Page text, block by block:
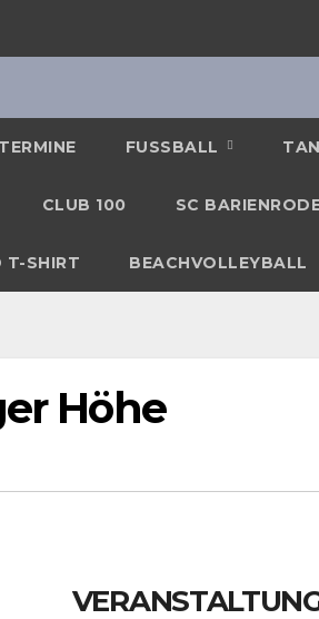
TERMINE FUSSBALL
CLUB 100 SC
T-SHIRT BEACHVOLLEYBALL
Höhe